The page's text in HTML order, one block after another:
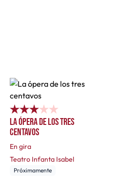
La ópera de los tres
centavos
En gira
Teatro Infanta Isabel
Próximamente